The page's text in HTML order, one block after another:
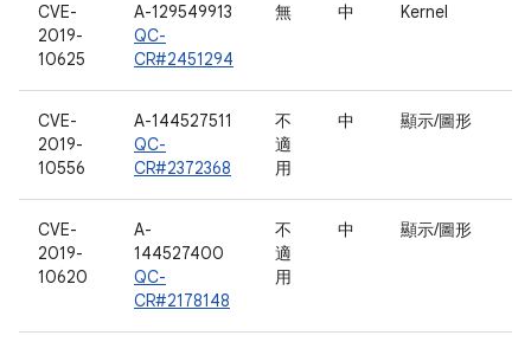
CVE-
2019-
10625
A-129549913
QC-
CR#2451294
無 中 Kernel
CVE-
2019-
10556
A-144527511
QC-
CR#2372368
不
適
用
中 顯示/圖形
CVE-
2019-
10620
A-
144527400
QC-
CR#2178148
不
適
用
中 顯示/圖形